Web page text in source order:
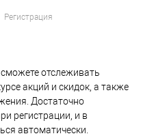
Регистрация
отслеживать
акций и скидок, а также
Достаточно
регистрации, и в
автоматически.